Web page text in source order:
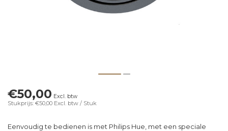
€50,00 Excl. btw
Stukprijs: €50,00 Excl. btw / Stuk
Eenvoudig te bedienen is met Philips Hue, met een speciale